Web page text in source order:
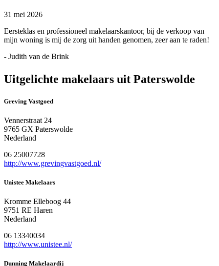
31 mei 2026
Eersteklas en professioneel makelaarskantoor, bij de verkoop van
mijn woning is mij de zorg uit handen genomen, zeer aan te raden!
- Judith van de Brink
Uitgelichte makelaars uit Paterswolde
Greving Vastgoed
Vennerstraat 24
9765 GX Paterswolde
Nederland
06 25007728
http://www.grevingvastgoed.nl/
Unistee Makelaars
Kromme Elleboog 44
9751 RE Haren
Nederland
06 13340034
http://www.unistee.nl/
Dunning Makelaardij